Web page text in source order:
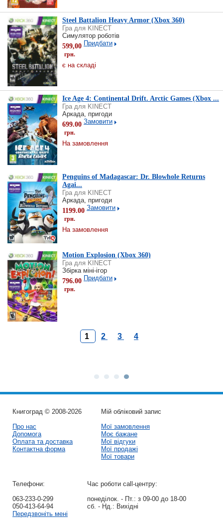
Steel Battalion Heavy Armor (Xbox 360)
Гра для KINECT
Симулятор роботів
599,00
грн.
Придбати
є на складі
Ice Age 4: Continental Drift. Arctic Games (Xbox ...
Гра для KINECT
Аркада, пригоди
699.00
грн.
Замовити
На замовлення
Penguins of Madagascar: Dr. Blowhole Returns
Agai...
Гра для KINECT
Аркада, пригоди
1199.00
грн.
Замовити
На замовлення
Motion Explosion (Xbox 360)
Гра для KINECT
Збірка міні-ігор
796.00
грн.
Придбати
1 2 3 4
Книгоград © 2008-2026
Про нас
Допомога
Оплата та доставка
Контактна форма
Мій обліковий запис
Мої замовлення
Моє бажане
Мої відгуки
Мої продажі
Мої товари
Телефони:
063-233-0-299
050-413-64-94
Передзвоніть мені
Час роботи call-центру:
понеділок. - Пт.: з 09-00 до 18-00
сб. - Нд.: Вихідні